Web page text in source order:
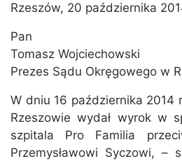
Rzeszów, 20 października
Pan
Tomasz Wojciechowski
Prezes Sądu Okręgowego w
W dniu 16 października 2014
Rzeszowie wydał wyrok w
szpitala Pro Familia
Przemysławowi Syczowi, –